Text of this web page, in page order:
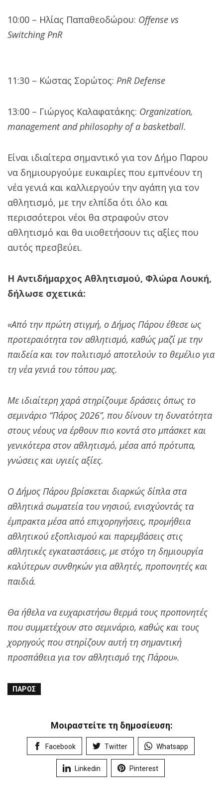
10:00 – Ηλίας Παπαθεοδώρου: Offense vs
Switching PnR
11:30 – Κώστας Σορώτος: PnR Defense
13:00 – Γιώργος Καλαφατάκης: Organization,
management and philosophy of a basketball.
Είναι ιδιαίτερα σημαντικό για τον Δήμο Παρου
να δημιουργούμε ευκαιρίες που εμπνέουν τη
νέα γενιά και καλλιεργούν την αγάπη για τον
αθλητισμό, με την ελπίδα ότι όλο και
περισσότεροι νέοι θα στραφούν στον
αθλητισμό και θα υιοθετήσουν τις αξίες που
αυτός πρεσβεύει.
Η Αντιδήμαρχος Αθλητισμού, Φλώρα Λουκή,
δήλωσε σχετικά:
«Από την πρώτη στιγμή, ο Δήμος Πάρου έθεσε ως
προτεραιότητα τον αθλητισμό, καθώς μαζί με την
παιδεία και τον πολιτισμό αποτελούν το θεμέλιο για
τη νέα γενιά του τόπου μας.
Με ιδιαίτερη χαρά στηρίζουμε δράσεις όπως το
σεμινάριο “Πάρος 2026”, που δίνουν τη δυνατότητα
στους νέους να έρθουν πιο κοντά στο μπάσκετ και
γενικότερα στον αθλητισμό, μέσα από πρότυπα,
γνώσεις και υγιείς αξίες.
Ο Δήμος Πάρου βρίσκεται διαρκώς δίπλα στα
αθλητικά σωματεία του νησιού, ενισχύοντάς τα
έμπρακτα μέσα από επιχορηγήσεις, προμήθεια
αθλητικού εξοπλισμού και παρεμβάσεις στις
αθλητικές εγκαταστάσεις, με στόχο τη δημιουργία
καλύτερων συνθηκών για αθλητές, προπονητές και
παιδιά.
Θα ήθελα να ευχαριστήσω θερμά τους προπονητές
που συμμετέχουν στο σεμινάριο, καθώς και τους
χορηγούς που στηρίζουν αυτή τη σημαντική
προσπάθεια για τον αθλητισμό της Πάρου».
ΠΆΡΟΣ
Μοιραστείτε τη δημοσίευση:
Facebook Twitter Whatsapp
Linkedin Pinterest